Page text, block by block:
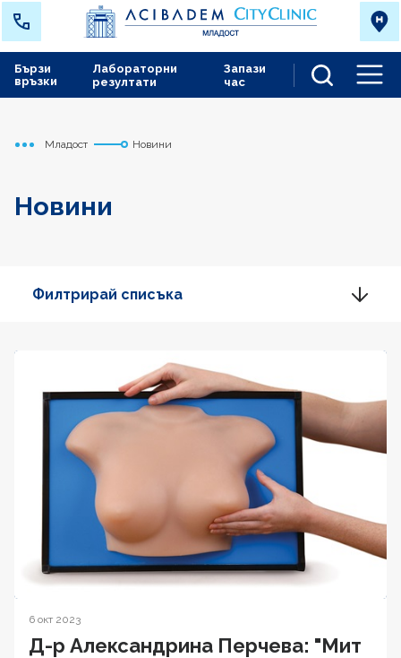
Лабораторни
резултати
Запази
час
Бързи
връзки
Начало
Младост Новини
Новини
Филтрирай списъка
6 окт 2023
Д-р Александрина Перчева: "Мит